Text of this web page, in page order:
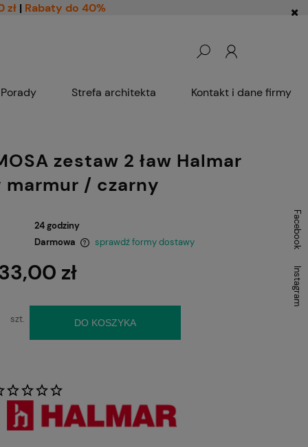
zł | Rabaty do 40%
Porady Strefa architekta Kontakt i dane firmy
zestaw 2 ław Halmar
marmur / czarny
24 godziny
Darmowa
kosztów
sprawdź formy dostawy
zł
szt. DO KOSZYKA
Facebook
Instagram